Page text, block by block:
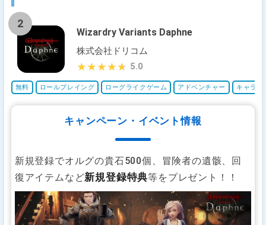
Wizardry Variants Daphne
2
株式会社ドリコム
無料 ロールプレイング ローグライクゲーム アドベンチャー キャラボ
5.0
★★★★★
★★★★★
キャンペーン・イベント情報
新規登録でオルグの貴石500個、冒険者の遺骸、回
復アイテムなど新規登録特典等をプレゼント！！